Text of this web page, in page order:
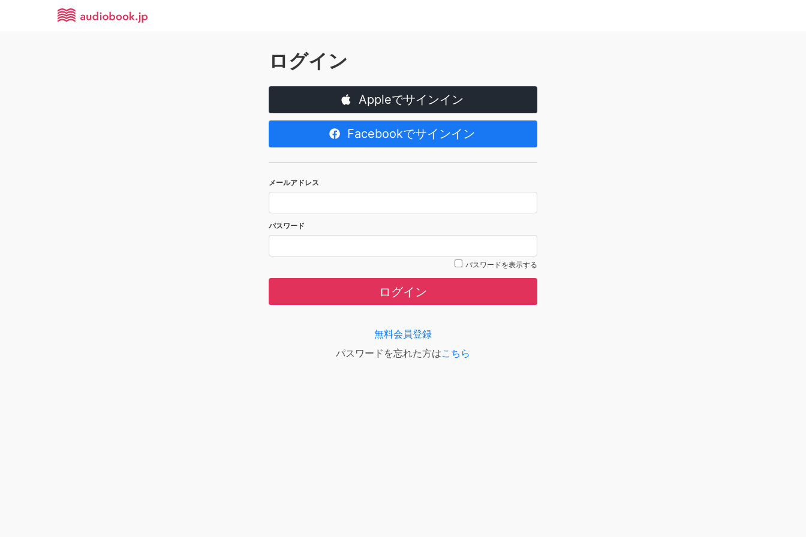
ログイン
Appleでサインイン
Facebookでサインイン
メールアドレス
パスワード
パスワードを表示する
ログイン
無料会員登録
パスワードを忘れた方はこちら